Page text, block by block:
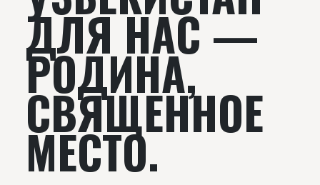
ДЛЯ НАС —
РОДИНА,
СВЯЩЕННОЕ
МЕСТО.